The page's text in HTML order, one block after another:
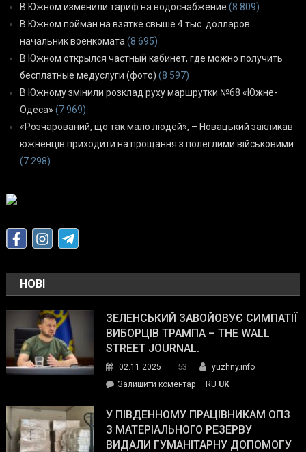
В Южном изменили тариф на водоснабжение (8 809)
В Южном пойман на взятке свыше 4 тыс. долларов
начальник военкомата (8 695)
В Южном открылся частный кабинет, где можно получить
бесплатные медуслуги (фото) (8 597)
В Южному змінили розклад руху маршрутки №68 «Южне-
Одеса» (7 969)
«Розчарований, що так мало людей», – Новацький закликав
южненців приходити на прощання з полеглими військовими
(7 298)
НОВІ
ЗЕЛЕНСЬКИЙ ЗАВОЙОВУЄ СИМПАТІЇ
ВИБОРЦІВ ТРАМПА – THE WALL
STREET JOURNAL.
02.11.2025 53
yuzhny.info
Залишити коментарon
завойовує
симпатії
виборців
RU UK
У ПІВДЕННОМУ ПРАЦІВНИКАМ ОПЗ
З МАТЕРІАЛЬНОГО РЕЗЕРВУ
ВИДАЛИ ГУМАНІТАРНУ ДОПОМОГУ